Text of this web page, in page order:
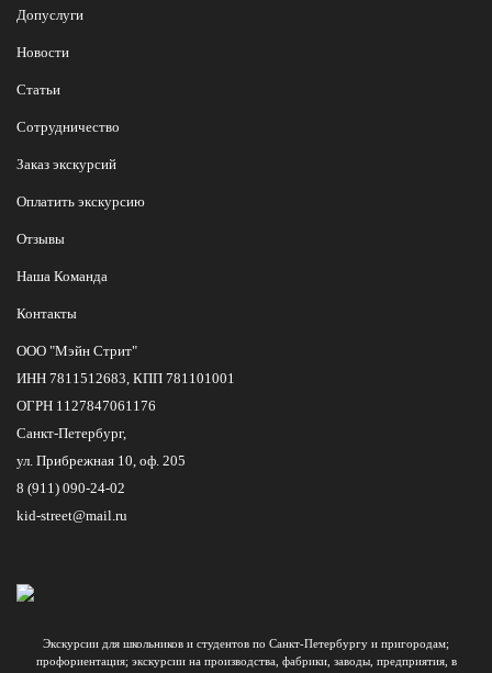
Допуслуги
Новости
Статьи
Сотрудничество
Заказ экскурсий
Оплатить экскурсию
Отзывы
Наша Команда
Контакты
ООО "Мэйн Стрит"
ИНН 7811512683, КПП 781101001
ОГРН 1127847061176
Санкт-Петербург,
ул. Прибрежная 10, оф. 205
8 (911) 090-24-02
kid-street@mail.ru
Экскурсии для школьников и студентов по Санкт-Петербургу и пригородам;
профориентация; экскурсии на производства, фабрики, заводы, предприятия, в